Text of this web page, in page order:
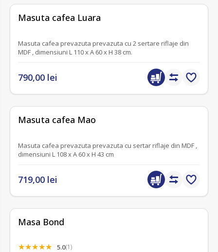
Masuta cafea Luara
Masuta cafea prevazuta prevazuta cu 2 sertare riflaje din
MDF , dimensiuni L 110 x A 60 x H 38 cm.
790,00 lei
Masuta cafea Mao
Masuta cafea prevazuta prevazuta cu sertar riflaje din MDF ,
dimensiuni L 108 x A 60 x H 43 cm
719,00 lei
Masa Bond
5.0(1)